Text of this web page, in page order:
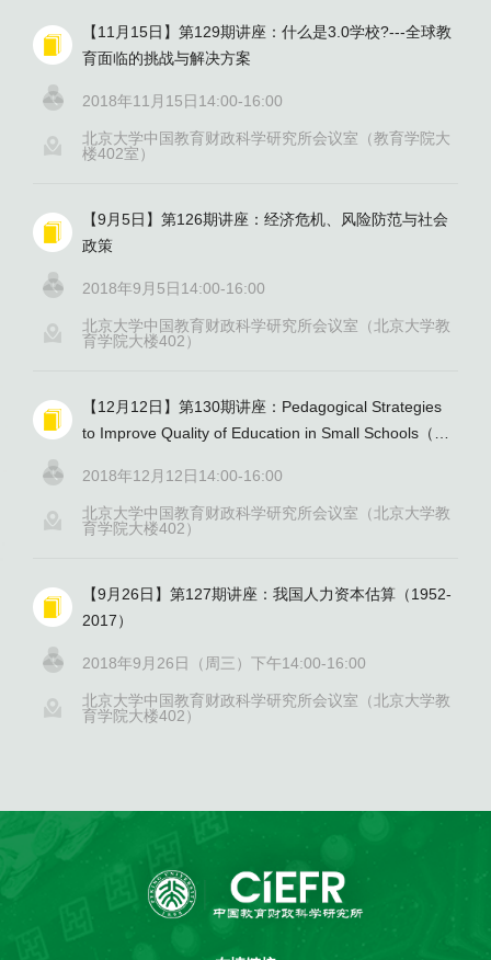
【11月15日】第129期讲座：什么是3.0学校?---全球教
育面临的挑战与解决方案
2018年11月15日14:00-16:00
北京大学中国教育财政科学研究所会议室（教育学院大
楼402室）
【9月5日】第126期讲座：经济危机、风险防范与社会
政策
2018年9月5日14:00-16:00
北京大学中国教育财政科学研究所会议室（北京大学教
育学院大楼402）
【12月12日】第130期讲座：Pedagogical Strategies
to Improve Quality of Education in Small Schools（提
2018年12月12日14:00-16:00
北京大学中国教育财政科学研究所会议室（北京大学教
育学院大楼402）
【9月26日】第127期讲座：我国人力资本估算（1952-
2017）
2018年9月26日（周三）下午14:00-16:00
北京大学中国教育财政科学研究所会议室（北京大学教
育学院大楼402）